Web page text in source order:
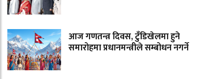
आज गणतन्त्र दिवस, टुँडिखेलमा हुने
समारोहमा प्रधानमन्त्रीले सम्बोधन नगर्ने